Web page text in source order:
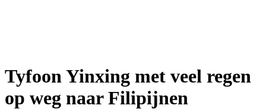
Tyfoon Yinxing met veel regen
op weg naar Filipijnen